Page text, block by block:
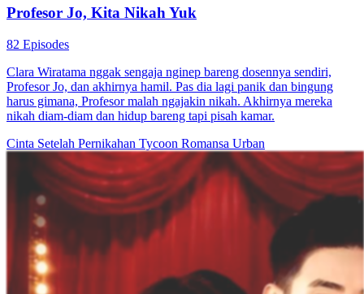
Profesor Jo, Kita Nikah Yuk
82 Episodes
Clara Wiratama nggak sengaja nginep bareng dosennya sendiri,
Profesor Jo, dan akhirnya hamil. Pas dia lagi panik dan bingung
harus gimana, Profesor malah ngajakin nikah. Akhirnya mereka
nikah diam-diam dan hidup bareng tapi pisah kamar.
Cinta Setelah Pernikahan Tycoon Romansa Urban